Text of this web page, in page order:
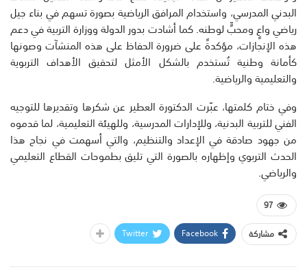
البدني المدرسي، واستخدام المرافق الرياضية بصورة تسهم في بناء جيل
رياضي واعٍ ومحبٍّ لوطنه. كما أشادت بدور الدولة ووزارة التربية في دعم
هذه الإنجازات، مؤكدةً على ضرورة الحفاظ على هذه المنشآت وصونها
كأمانة وطنية تُستخدم بالشكل الأمثل لتحقيق الأهداف التربوية
والتعليمية والرياضية.
وفي ختام كلمتها، عبّرت الدكتورة العطير عن شكرها وتقديرها للتوجيه
الفني للتربية البدنية، وللإدارات المدرسية، وللهيئة التعليمية، لما قدموه
من جهود صادقة في الإعداد والتنظيم، والتي أسهمت في نجاح هذا
الحدث التربوي وإظهاره بالصورة التي تليق بطموحات القطاع التعليمي
والرياضي.
97
مشاركة
Facebook
Twitter